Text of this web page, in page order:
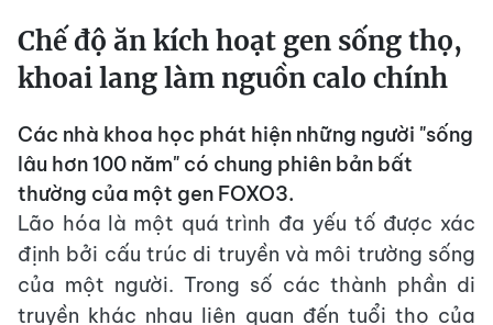
Chế độ ăn kích hoạt gen sống thọ,
khoai lang làm nguồn calo chính
Các nhà khoa học phát hiện những người "sống
lâu hơn 100 năm" có chung phiên bản bất
thường của một gen FOXO3.
Lão hóa là một quá trình đa yếu tố được xác
định bởi cấu trúc di truyền và môi trường sống
của một người. Trong số các thành phần di
truyền khác nhau liên quan đến tuổi thọ của